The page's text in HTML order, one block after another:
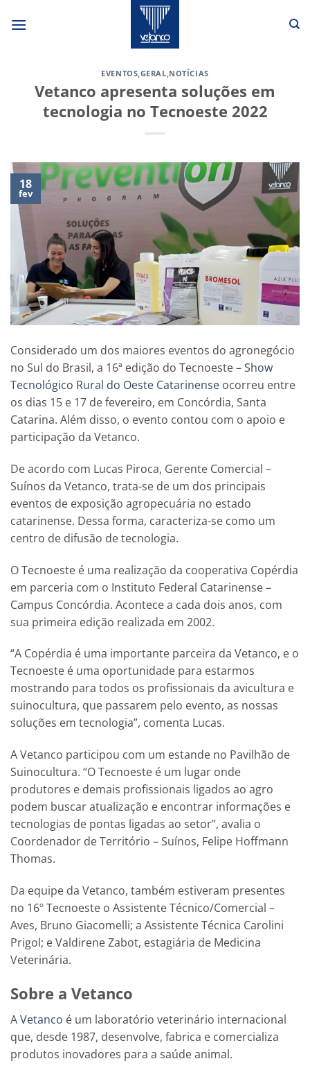
EVENTOS,GERAL,NOTÍCIAS
Vetanco apresenta soluções em
tecnologia no Tecnoeste 2022
18
fev
Considerado um dos maiores eventos do agronegócio
no Sul do Brasil, a 16ª edição do Tecnoeste –Show
Tecnológico Rural do Oeste Catarinense ocorreu entre
os dias 15 e 17 de fevereiro, em Concórdia, Santa
Catarina. Além disso, o evento contou com o apoio e
participação da Vetanco.
De acordo com Lucas Piroca, Gerente Comercial –
Suínos da Vetanco, trata-se de um dos principais
eventos de exposição agropecuária no estado
catarinense. Dessa forma, caracteriza-se como um
centro de difusão de tecnologia.
O Tecnoeste é uma realização da cooperativa Copérdia
em parceria com o Instituto Federal Catarinense –
Campus Concórdia. Acontece a cada dois anos, com
sua primeira edição realizada em 2002.
“A Copérdia é uma importante parceira da Vetanco, e o
Tecnoeste é uma oportunidade para estarmos
mostrando para todos os profissionais da avicultura e
suinocultura, que passarem pelo evento, as nossas
soluções em tecnologia”, comenta Lucas.
A Vetanco participou com um estande no Pavilhão de
Suinocultura. “O Tecnoeste é um lugar onde
produtores e demais profissionais ligados ao agro
podem buscar atualização e encontrar informações e
tecnologias de pontas ligadas ao setor”, avalia o
Coordenador de Território – Suínos, Felipe Hoffmann
Thomas.
Da equipe da Vetanco, também estiveram presentes
no 16º Tecnoeste o Assistente Técnico/Comercial –
Aves, Bruno Giacomelli; a Assistente Técnica Carolini
Prigol; e Valdirene Zabot, estagiária de Medicina
Veterinária.
Sobre a Vetanco
AVetanco é um laboratório veterinário internacional
que, desde 1987, desenvolve, fabrica e comercializa
produtos inovadores para a saúde animal.